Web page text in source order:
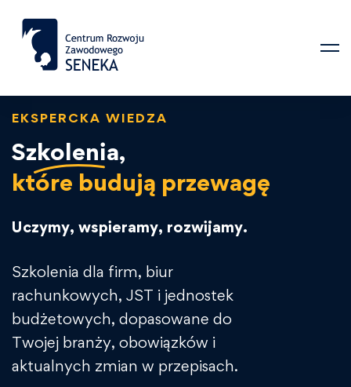
EKSPERCKA WIEDZA
Szkolenia,
które budują przewagę
Uczymy, wspieramy, rozwijamy.
Szkolenia dla firm, biur
rachunkowych, JST i jednostek
budżetowych, dopasowane do
Twojej branży, obowiązków i
aktualnych zmian w przepisach.